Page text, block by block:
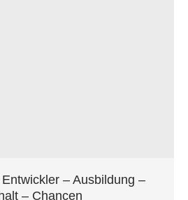
– Ausbildung –
– Chancen